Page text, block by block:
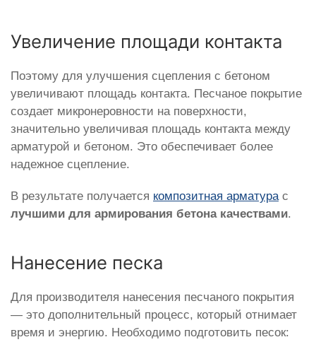
Увеличение площади контакта
Поэтому для улучшения сцепления с бетоном
увеличивают площадь контакта. Песчаное покрытие
создает микронеровности на поверхности,
значительно увеличивая площадь контакта между
арматурой и бетоном. Это обеспечивает более
надежное сцепление.
В результате получается композитная арматура с
лучшими для армирования бетона качествами.
Нанесение песка
Для производителя нанесения песчаного покрытия
— это дополнительный процесс, который отнимает
время и энергию. Необходимо подготовить песок: